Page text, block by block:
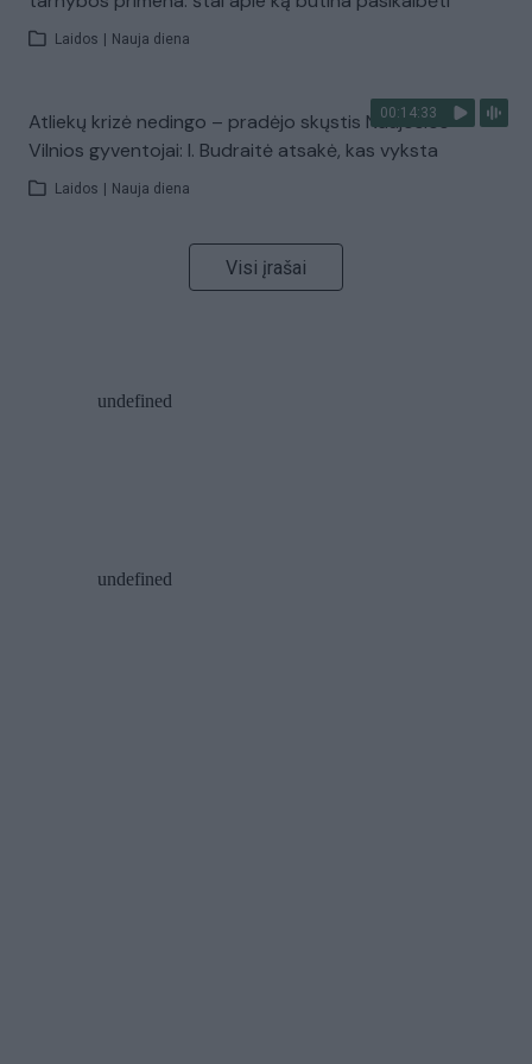
Laidos Nauja diena
00:14:33
Atliekų krizė nedingo – pradėjo skųstis Naujosios
Vilnios gyventojai: I. Budraitė atsakė, kas vyksta
Laidos Nauja diena
Visi įrašai